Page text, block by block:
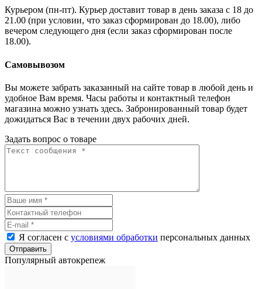
Курьером (пн-пт). Курьер доставит товар в день заказа с 18 до
21.00 (при условии, что заказ сформирован до 18.00), либо
вечером следующего дня (если заказ сформирован после
18.00).
Самовывозом
Вы можете забрать заказанный на сайте товар в любой день и
удобное Вам время. Часы работы и контактный телефон
магазина можно узнать здесь. Забронированный товар будет
дожидаться Вас в течении двух рабочих дней.
Задать вопрос о товаре
Я согласен с условиями обработки персональных данных
Отправить
Популярный автокрепеж